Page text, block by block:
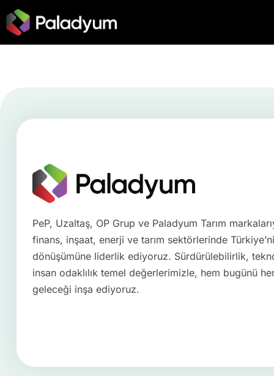
PeP, Uzaltaş, OP Grup ve Paladyum Tarım
finans, inşaat, enerji ve tarım sektörlerinde
dönüşümüne liderlik ediyoruz. Sürdürülebilirlik,
insan odaklılık temel değerlerimizle, hem bugünü
geleceği inşa ediyoruz.